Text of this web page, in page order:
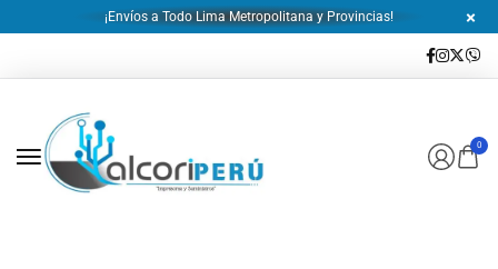
¡Envíos a Todo Lima Metropolitana y Provincias!
0